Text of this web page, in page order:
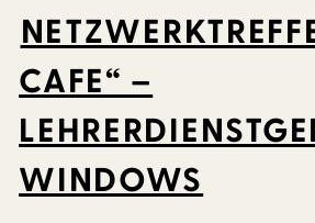
CAFE“ –
WINDOWS